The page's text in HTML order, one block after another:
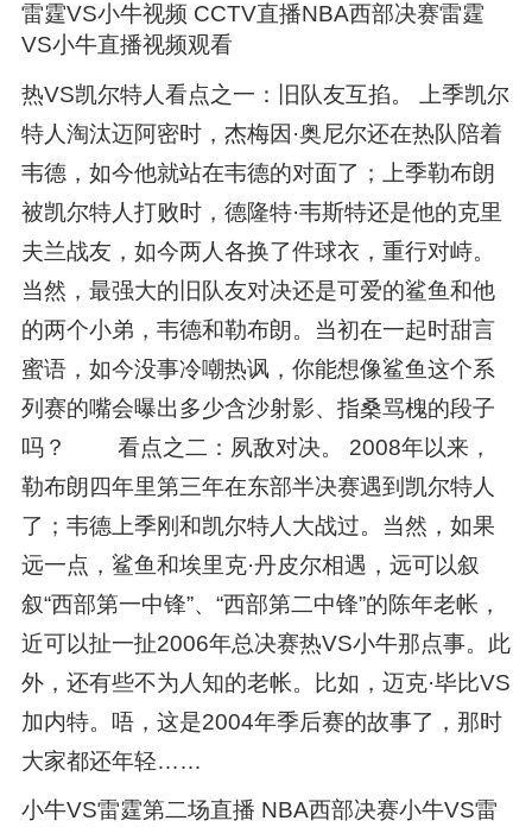
雷霆VS小牛视频 CCTV直播NBA西部决赛雷霆
VS小牛直播视频观看
热VS凯尔特人看点之一：旧队友互掐。 上季凯尔
特人淘汰迈阿密时，杰梅因·奥尼尔还在热队陪着
韦德，如今他就站在韦德的对面了；上季勒布朗
被凯尔特人打败时，德隆特·韦斯特还是他的克里
夫兰战友，如今两人各换了件球衣，重行对峙。
当然，最强大的旧队友对决还是可爱的鲨鱼和他
的两个小弟，韦德和勒布朗。当初在一起时甜言
蜜语，如今没事冷嘲热讽，你能想像鲨鱼这个系
列赛的嘴会曝出多少含沙射影、指桑骂槐的段子
吗？ 看点之二：夙敌对决。 2008年以来，
勒布朗四年里第三年在东部半决赛遇到凯尔特人
了；韦德上季刚和凯尔特人大战过。当然，如果
远一点，鲨鱼和埃里克·丹皮尔相遇，远可以叙
叙“西部第一中锋”、“西部第二中锋”的陈年老帐，
近可以扯一扯2006年总决赛热VS小牛那点事。此
外，还有些不为人知的老帐。比如，迈克·毕比VS
加内特。唔，这是2004年季后赛的故事了，那时
大家都还年轻……
小牛VS雷霆第二场直播 NBA西部决赛小牛VS雷